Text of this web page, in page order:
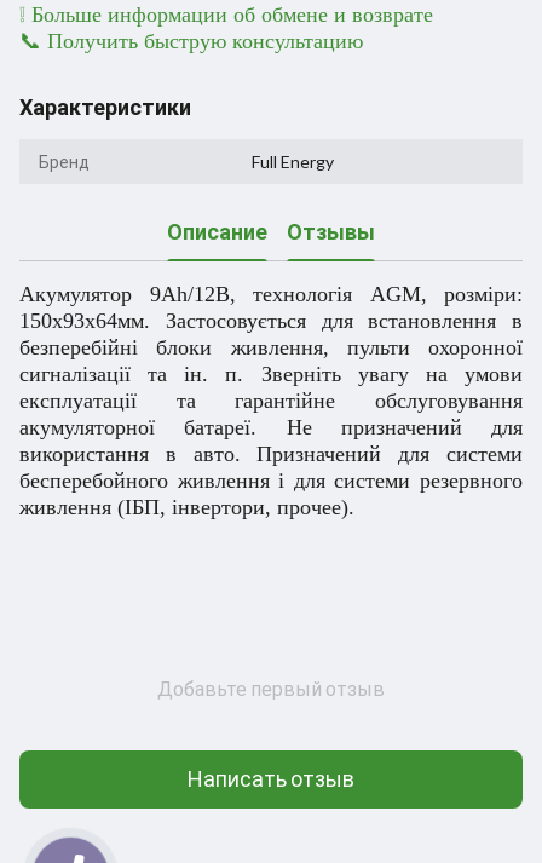
❕ Больше информации об обмене и возврате
📞 Получить быструю консультацию
Характеристики
Бренд Full Energy
Описание Отзывы
Акумулятор 9Ah/12В, технологія AGM, розміри:
150х93х64мм. Застосовується для встановлення в
безперебійні блоки живлення, пульти охоронної
сигналізації та ін. п. Зверніть увагу на умови
експлуатації та гарантійне обслуговування
акумуляторної батареї. Не призначений для
використання в авто. Призначений для системи
бесперебойного живлення і для системи резервного
живлення (ІБП, інвертори, прочее).
Добавьте первый отзыв
Написать отзыв